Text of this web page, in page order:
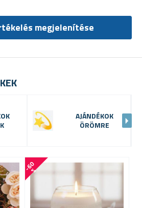
AJÁNDÉKOK
ÖRÖMRE
-
6
0
%
megjelenítése